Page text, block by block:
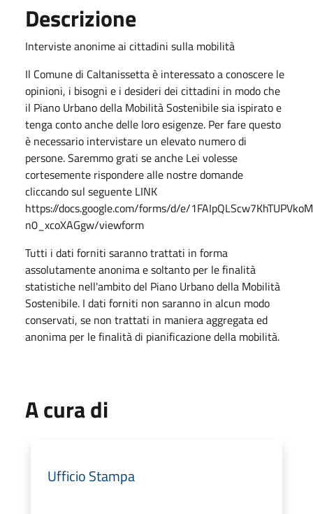
Descrizione
Interviste anonime ai cittadini sulla mobilità
Il Comune di Caltanissetta è interessato a conoscere le
opinioni, i bisogni e i desideri dei cittadini in modo che
il Piano Urbano della Mobilità Sostenibile sia ispirato e
tenga conto anche delle loro esigenze. Per fare questo
è necessario intervistare un elevato numero di
persone. Saremmo grati se anche Lei volesse
cortesemente rispondere alle nostre domande
cliccando sul seguente LINK
https://docs.google.com/forms/d/e/
n0_xcoXAGgw/viewform
Tutti i dati forniti saranno trattati in forma
assolutamente anonima e soltanto per le finalità
statistiche nell'ambito del Piano Urbano della Mobilità
Sostenibile. I dati forniti non saranno in alcun modo
conservati, se non trattati in maniera aggregata ed
anonima per le finalità di pianificazione della mobilità.
A cura di
Ufficio Stampa